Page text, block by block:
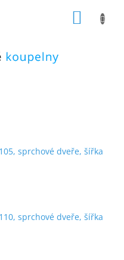
sprchové dveře, šířka
sprchové dveře, šířka